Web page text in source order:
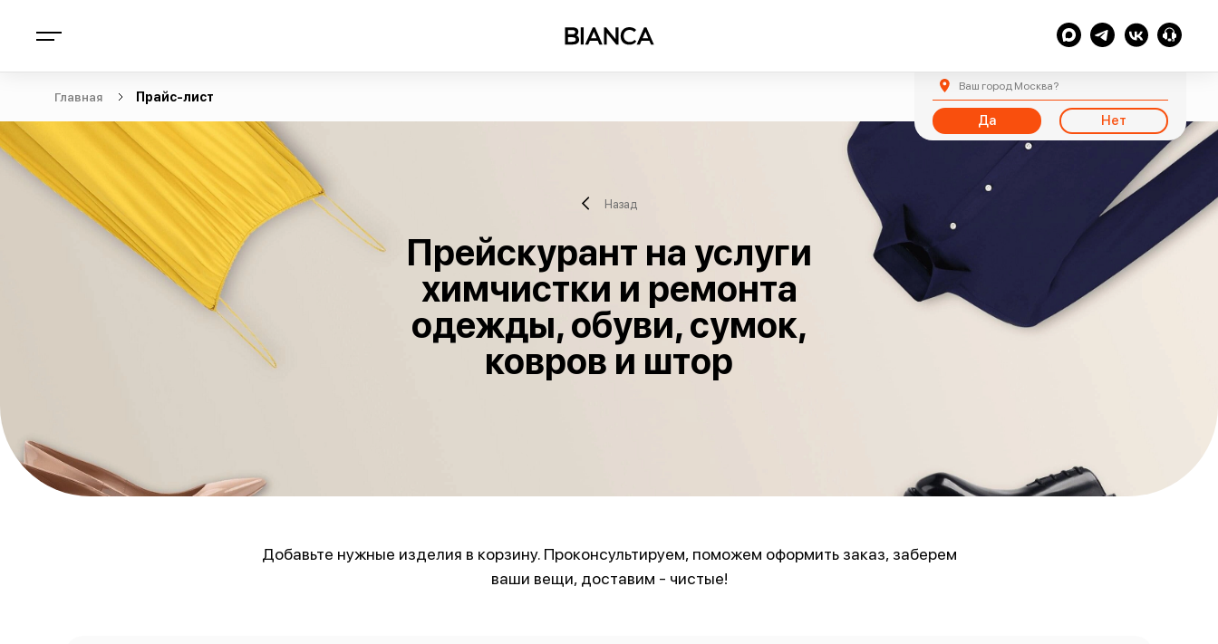
Ваш город Москва?
Да Нет
Главная Прайс-лист
Назад
Прейскурант на услуги
химчистки и ремонта
одежды, обуви, сумок,
ковров и штор
Добавьте нужные изделия в корзину. Проконсультируем, поможем оформить заказ, заберем
ваши вещи, доставим - чистые!